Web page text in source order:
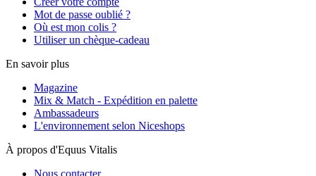
Mot de passe oublié ?
Où est mon colis ?
Utiliser un chèque-cadeau
En savoir plus
Magazine
Mix & Match - Expédition en palette
Ambassadeurs
L'environnement selon Niceshops
À propos d'Equus Vitalis
Nous contacter